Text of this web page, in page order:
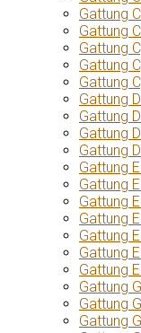
Gattung
Gattung
Gattung
Gattung
Gattung
Gattung
Gattung
Gattung
Gattung
Gattung
Gattung
Gattung
Gattung
Gattung
Gattung
Gattung
Gattung
Gattung
Gattung